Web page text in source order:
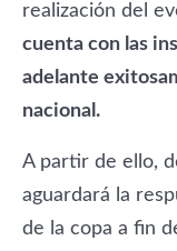
realización del
cuenta con las
adelante
nacional.
A partir de ello,
aguardará la
de la copa a fin